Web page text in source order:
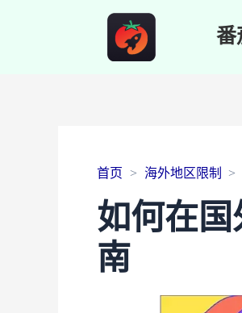
番
首页 海外地区限制
如何在
南